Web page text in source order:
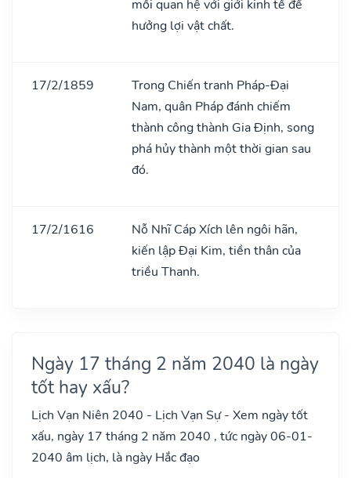
mối quan hệ với giới kinh tế để
hưởng lợi vật chất.
17/2/1859
Trong Chiến tranh Pháp-Đại
Nam, quân Pháp đánh chiếm
thành công thành Gia Định, song
phá hủy thành một thời gian sau
đó.
17/2/1616
Nỗ Nhĩ Cáp Xích lên ngôi hãn,
kiến lập Đại Kim, tiền thân của
triều Thanh.
Ngày 17 tháng 2 năm 2040 là ngày
tốt hay xấu?
Lịch Vạn Niên 2040 - Lịch Vạn Sự - Xem ngày tốt
xấu, ngày 17 tháng 2 năm 2040 , tức ngày 06-01-
2040 âm lịch, là ngày Hắc đạo